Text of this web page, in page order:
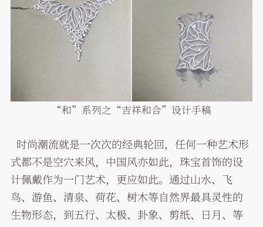
“和”系列之“吉祥和合”设计手稿
时尚潮流就是一次次的经典轮回，任何一种艺术形
式都不是空穴来风，中国风亦如此，珠宝首饰的设
计佩戴作为一门艺术，更应如此。通过山水、飞
鸟、游鱼、清泉、荷花、树木等自然界最具灵性的
生物形态，到五行、太极、卦象、剪纸、日月、等